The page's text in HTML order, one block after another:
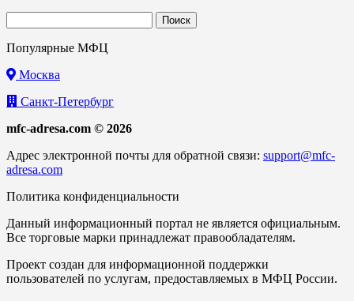
Популярные МФЦ
Москва
Санкт-Петербург
mfc-adresa.com © 2026
Адрес электронной почты для обратной связи: support@mfc-
adresa.com
Политика конфиденциальности
Данный информационный портал не является официальным.
Все торговые марки принадлежат правообладателям.
Проект создан для информационной поддержки
пользователей по услугам, предоставляемых в МФЦ России.